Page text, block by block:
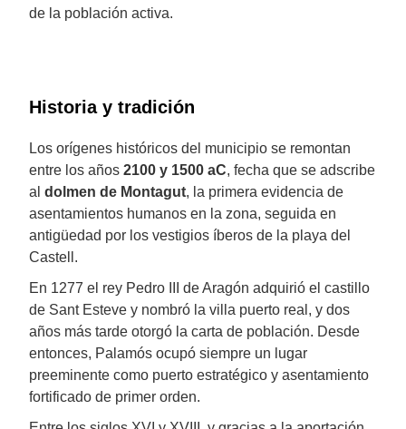
de la población activa.
Historia y tradición
Los orígenes históricos del municipio se remontan
entre los años 2100 y 1500 aC, fecha que se adscribe
al dolmen de Montagut, la primera evidencia de
asentamientos humanos en la zona, seguida en
antigüedad por los vestigios íberos de la playa del
Castell.
En 1277 el rey Pedro III de Aragón adquirió el castillo
de Sant Esteve y nombró la villa puerto real, y dos
años más tarde otorgó la carta de población. Desde
entonces, Palamós ocupó siempre un lugar
preeminente como puerto estratégico y asentamiento
fortificado de primer orden.